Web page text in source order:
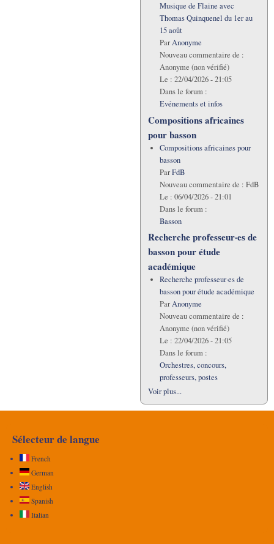
Musique de Flaine avec
Thomas Quinquenel du 1er au
15 août
ParAnonyme
Nouveau commentaire de :
Anonyme (non vérifié)
Le : 22/04/2026 - 21:05
Dans le forum :
Evénements et infos
Compositions africaines
pour basson
Compositions africaines pour
basson
ParFdB
Nouveau commentaire de : FdB
Le : 06/04/2026 - 21:01
Dans le forum :
Basson
Recherche professeur·es de
basson pour étude
académique
Recherche professeur·es de
basson pour étude académique
ParAnonyme
Nouveau commentaire de :
Anonyme (non vérifié)
Le : 22/04/2026 - 21:05
Dans le forum :
Orchestres, concours,
professeurs, postes
Voir plus...
Sélecteur de langue
French
German
English
Spanish
Italian